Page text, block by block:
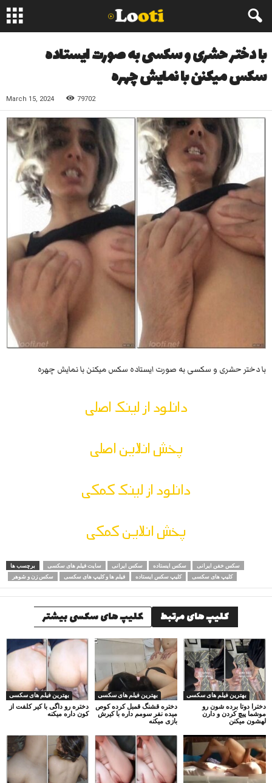
با دختر حشری و سکسی به صورت ایستاده
سکس میکنن با نمایش چهره
March 15, 2024 79702
با دختر حشری و سکسی به صورت ایستاده سکس میکنن با نمایش چهره
دانلود از لینک اصلی
پخش انلاین اصلی
دانلود از لینک کمکی
پخش انلاین کمکی
برچسب ها سایت فیلم های سکسی سکس ایرانی سکس ایستاده
سکس خفن ایرانی
سکس زن و شوهر
فیلم ها و کلیپ های سکسی کلیپ سکس ایستاده کلیپ های سکسی
کلیپ های مرتبط کلیپ های سکسی بیشتر
بهترین فیلم های سکسی
دختره رو داگی با کیر کلفت از
کون داره میکنه
بهترین فیلم های سکسی
دختره قشنگ قمبل کرده کوص
میده نفر سومم داره با کیرش
بازی میکنه
بهترین فیلم های سکسی
دخترا دوتا برده شون رو
موشما پیچ کردن و دارن
لهشون میکنن